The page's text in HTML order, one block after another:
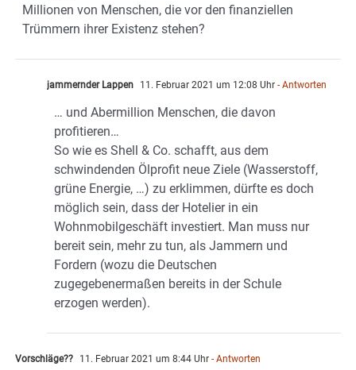
Millionen von Menschen, die vor den finanziellen
Trümmern ihrer Existenz stehen?
jammernder Lappen 11. Februar 2021 um 12:08 Uhr - Antworten
… und Abermillion Menschen, die davon
profitieren…
So wie es Shell & Co. schafft, aus dem
schwindenden Ölprofit neue Ziele (Wasserstoff,
grüne Energie, …) zu erklimmen, dürfte es doch
möglich sein, dass der Hotelier in ein
Wohnmobilgeschäft investiert. Man muss nur
bereit sein, mehr zu tun, als Jammern und
Fordern (wozu die Deutschen
zugegebenermaßen bereits in der Schule
erzogen werden).
Vorschläge?? 11. Februar 2021 um 8:44 Uhr - Antworten